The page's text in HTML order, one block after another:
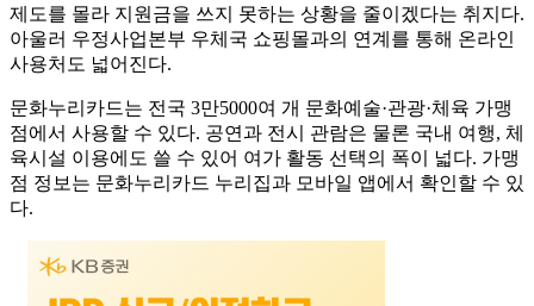
제도를 몰라 지원금을 쓰지 못하는 상황을 줄이겠다는 취지다.
아울러 우정사업본부 우체국 쇼핑몰과의 연계를 통해 온라인
사용처도 넓어진다.
문화누리카드는 전국 3만5000여 개 문화예술·관광·체육 가맹
점에서 사용할 수 있다. 공연과 전시 관람은 물론 국내 여행, 체
육시설 이용에도 쓸 수 있어 여가 활동 선택의 폭이 넓다. 가맹
점 정보는 문화누리카드 누리집과 모바일 앱에서 확인할 수 있
다.